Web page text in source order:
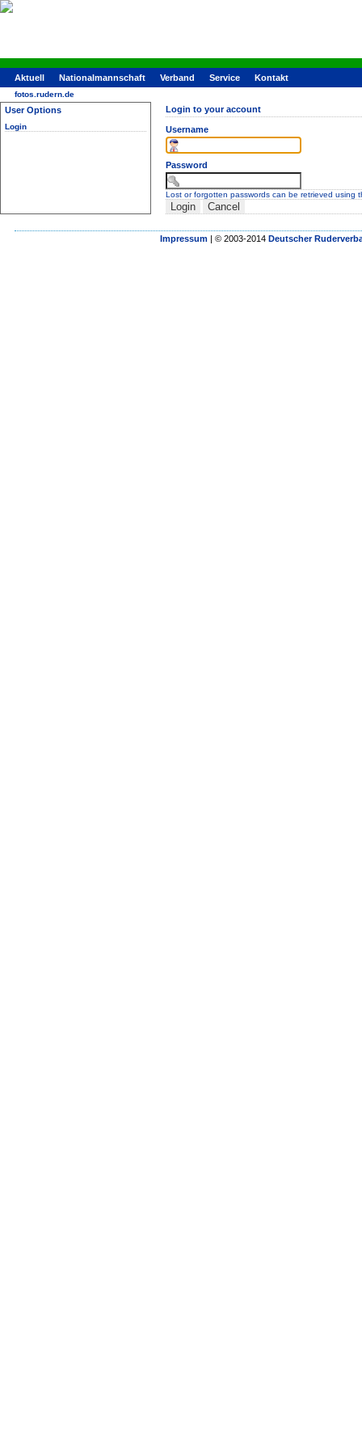
Aktuell Nationalmannschaft Verband Service Kontakt
fotos.rudern.de
User Options
Login
Login to your account
Username
Password
Lost or forgotten passwords can be retrieved using
Impressum | © 2003-2014 Deutscher